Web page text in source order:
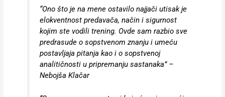
“Ono što je na mene ostavilo najjači utisak je
elokventnost predavača, način i sigurnost
kojim ste vodili trening. Ovde sam razbio sve
predrasude o sopstvenom znanju i umeću
postavljaja pitanja kao i o sopstvenoj
analitičnosti u pripremanju sastanaka” –
Nebojša Klačar